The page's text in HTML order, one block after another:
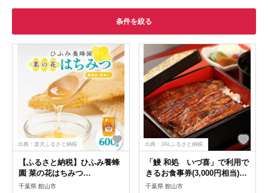
条件を絞る
出典：楽天ふるさと納税
【ふるさと納税】ひふみ養蜂
園 菜の花はちみつ
600g【1486510】
千葉県 館山市
出典：JALふるさと納税
「鰻 和処 いづ喜」で利用で
きるお食事券(3,000円相当)
【1488285】
千葉県 館山市